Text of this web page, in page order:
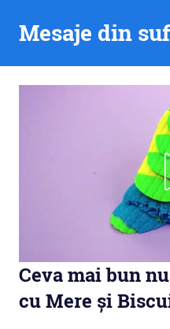
Mesaje din
Ceva mai bun
cu Mere și